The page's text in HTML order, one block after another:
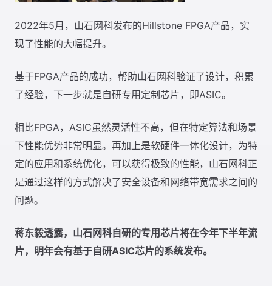
2022年5月，山石网科发布的Hillstone FPGA产品，实
现了性能的大幅提升。
基于FPGA产品的成功，帮助山石网科验证了设计，积累
了经验，下一步就是自研专用定制芯片，即ASIC。
相比FPGA，ASIC虽然灵活性不高，但在特定算法和场景
下性能优势非常明显。再加上是软硬件一体化设计，为特
定的应用和系统优化，可以获得极致的性能，山石网科正
是通过这样的方式解决了安全设备和网络带宽需求之间的
问题。
蒋东毅透露，山石网科自研的专用芯片将在今年下半年流
片，明年会有基于自研ASIC芯片的系统发布。